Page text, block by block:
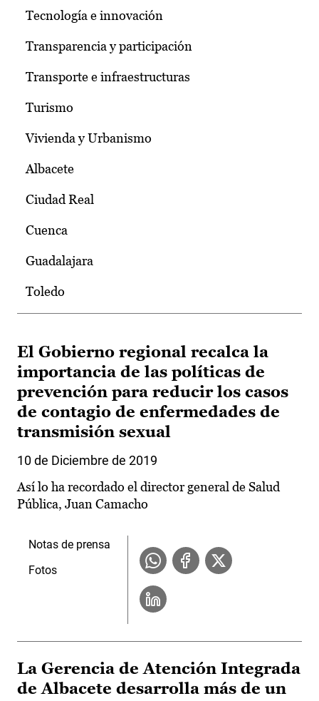
Tecnología e innovación
Transparencia y participación
Transporte e infraestructuras
Turismo
Vivienda y Urbanismo
Albacete
Ciudad Real
Cuenca
Guadalajara
Toledo
El Gobierno regional recalca la
importancia de las políticas de
prevención para reducir los casos
de contagio de enfermedades de
transmisión sexual
10 de Diciembre de 2019
Así lo ha recordado el director general de Salud
Pública, Juan Camacho
Notas de prensa
Fotos
La Gerencia de Atención Integrada
de Albacete desarrolla más de un